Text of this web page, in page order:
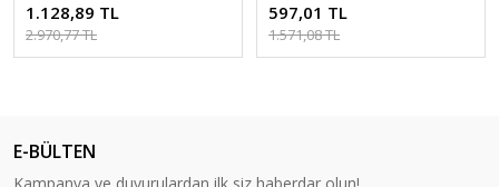
1.128,89 TL
2.970,77 TL
597,01 TL
1.571,08 TL
E-BÜLTEN